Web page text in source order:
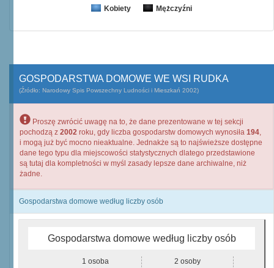
Kobiety Mężczyźni
GOSPODARSTWA DOMOWE WE WSI RUDKA
(Źródło: Narodowy Spis Powszechny Ludności i Mieszkań 2002)
Proszę zwrócić uwagę na to, że dane prezentowane w tej sekcji
pochodzą z 2002 roku, gdy liczba gospodarstw domowych wynosiła 194,
i mogą już być mocno nieaktualne. Jednakże są to najświeższe dostępne
dane tego typu dla miejscowości statystycznych dlatego przedstawione
są tutaj dla kompletności w myśl zasady lepsze dane archiwalne, niż
żadne.
Gospodarstwa domowe według liczby osób
Gospodarstwa domowe według liczby osób
1 osoba 2 osoby